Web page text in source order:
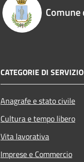
CATEGORIE DI SERVIZIO
Anagrafe e stato civile
Cultura e tempo libero
Vita lavorativa
Imprese e Commercio